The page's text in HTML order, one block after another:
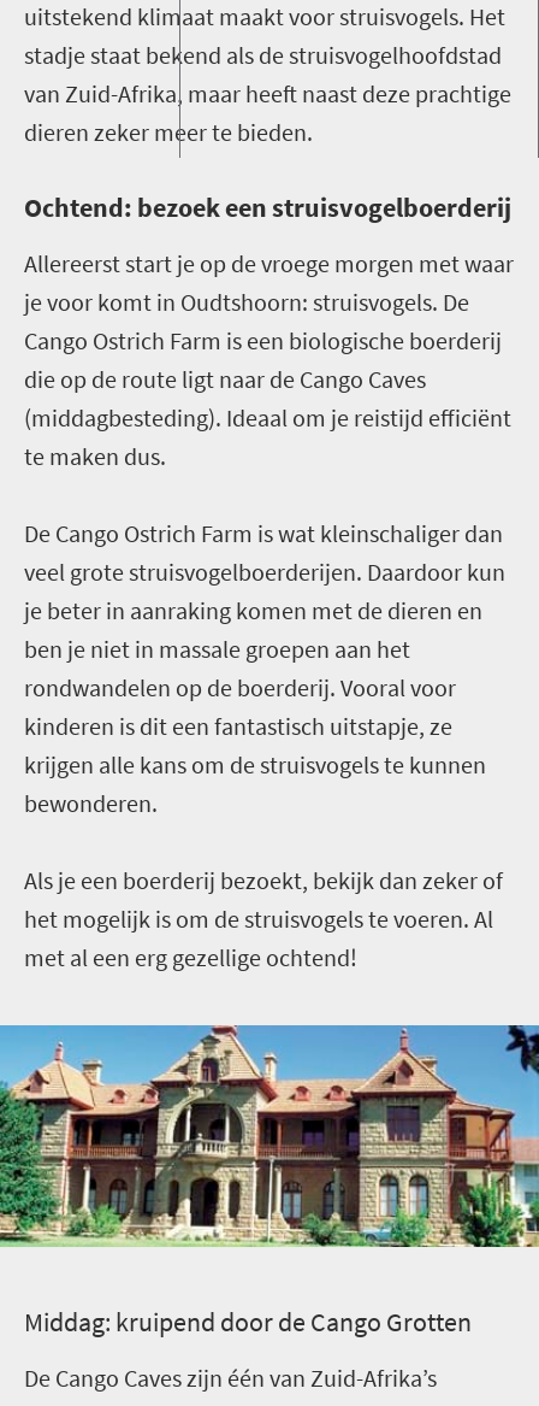
uitstekend klimaat maakt voor struisvogels. Het
stadje staat bekend als de struisvogelhoofdstad
van Zuid-Afrika, maar heeft naast deze prachtige
dieren zeker meer te bieden.
Ochtend: bezoek een struisvogelboerderij
Allereerst start je op de vroege morgen met waar
je voor komt in Oudtshoorn: struisvogels. De
Cango Ostrich Farm is een biologische boerderij
die op de route ligt naar de Cango Caves
(middagbesteding). Ideaal om je reistijd efficiënt
te maken dus.
De Cango Ostrich Farm is wat kleinschaliger dan
veel grote struisvogelboerderijen. Daardoor kun
je beter in aanraking komen met de dieren en
ben je niet in massale groepen aan het
rondwandelen op de boerderij. Vooral voor
kinderen is dit een fantastisch uitstapje, ze
krijgen alle kans om de struisvogels te kunnen
bewonderen.
Als je een boerderij bezoekt, bekijk dan zeker of
het mogelijk is om de struisvogels te voeren. Al
met al een erg gezellige ochtend!
Middag: kruipend door de Cango Grotten
De Cango Caves zijn één van Zuid-Afrika’s